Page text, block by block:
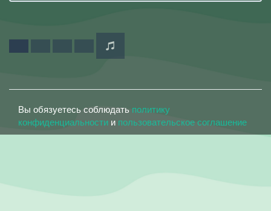
Вы обязуетесь соблюдать политику
конфиденциальности и пользовательское соглашение